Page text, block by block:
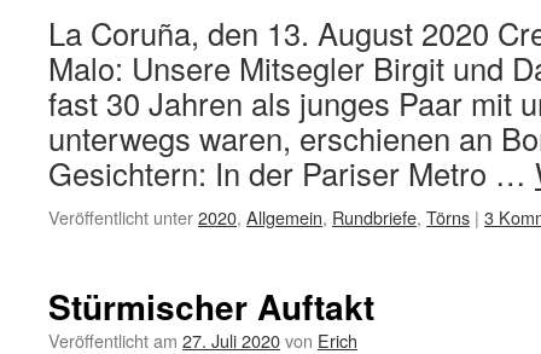
La Coruña, den 13. August 2020
Malo: Unsere Mitsegler Birgit und
fast 30 Jahren als junges Paar mit
unterwegs waren, erschienen an
Gesichtern: In der Pariser Metro …
Veröffentlicht unter2020, Allgemein, Rundbriefe, Törns | 3
Stürmischer Auftakt
Veröffentlicht am 27. Juli 2020von Erich